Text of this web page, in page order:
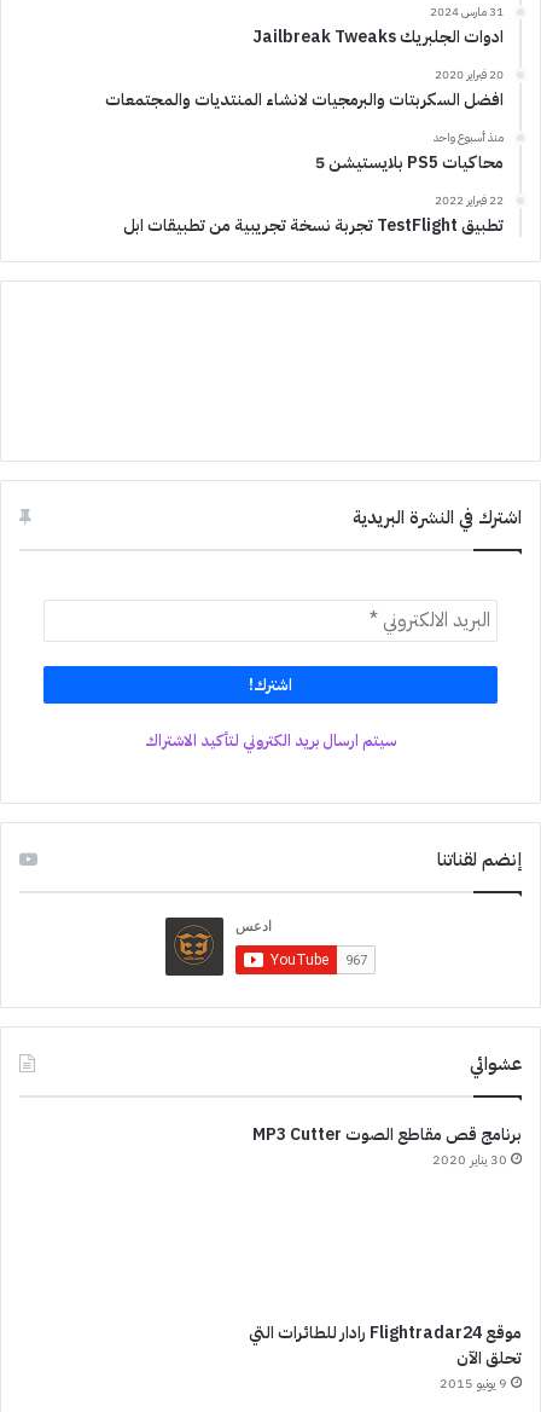
31 مارس 2024
ادوات الجلبريك Jailbreak Tweaks
20 فبراير 2020
افضل السكربتات والبرمجيات لانشاء المنتديات والمجتمعات
منذ أسبوع واحد
محاكيات PS5 بلايستيشن 5
22 فبراير 2022
تطبيق TestFlight تجربة نسخة تجريبية من تطبيقات ابل
اشترك في النشرة البريدية
سيتم ارسال بريد الكتروني لتأكيد الاشتراك
إنضم لقناتنا
عشوائي
برنامج قص مقاطع الصوت MP3 Cutter
30 يناير 2020
موقع Flightradar24 رادار للطائرات التي
تحلق الآن
9 يونيو 2015